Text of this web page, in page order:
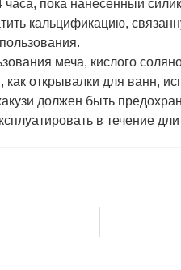
пока нанесенный
кальцификацию,
меча, кислого
открывалки для ванн,
должен быть
в течение